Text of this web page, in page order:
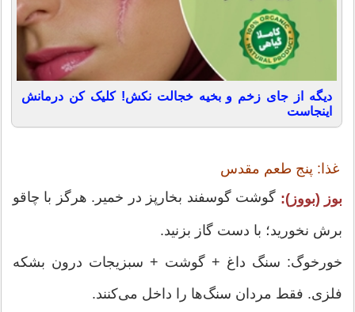
دیگه از جای زخم و بخیه خجالت نکش! کلیک کن درمانش
اینجاست
غذا: پنج طعم مقدس
بوز (بووز): گوشت گوسفند بخارپز در خمیر. هرگز با چاقو
برش نخورید؛ با دست گاز بزنید.
خورخوگ: سنگ داغ + گوشت + سبزیجات درون بشکه
فلزی. فقط مردان سنگ‌ها را داخل می‌کنند.